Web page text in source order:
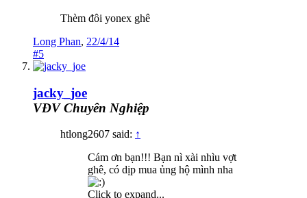
Thèm đôi yonex ghê
Long Phan, 22/4/14
#5
jacky_joe
VĐV Chuyên Nghiệp
htlong2607 said: ↑
Cám ơn bạn!!! Bạn nì xài nhìu vợt
ghê, có dịp mua ủng hộ mình nha
Click to expand...